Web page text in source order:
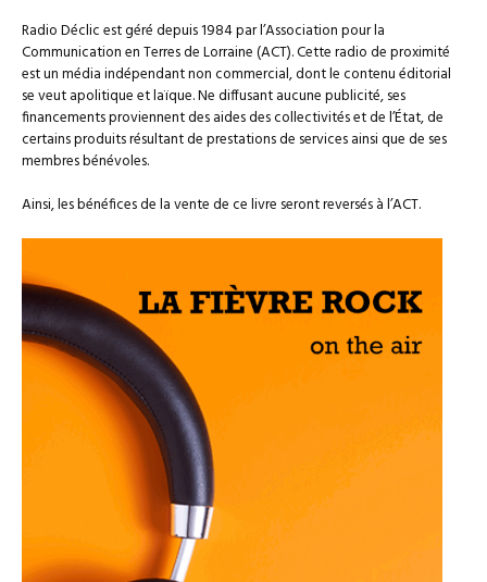
Radio Déclic est géré depuis 1984 par l’Association pour la
Communication en Terres de Lorraine (ACT). Cette radio de proximité
est un média indépendant non commercial, dont le contenu éditorial
se veut apolitique et laïque. Ne diffusant aucune publicité, ses
financements proviennent des aides des collectivités et de l’État, de
certains produits résultant de prestations de services ainsi que de ses
membres bénévoles.
Ainsi, les bénéfices de la vente de ce livre seront reversés à l’ACT.